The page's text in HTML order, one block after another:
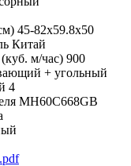
45-82х59.8х50
Китай
м/час) 900
+ угольный
4
MH60C668GB